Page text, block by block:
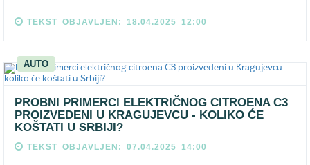
TEKST OBJAVLJEN: 18.04.2025 12:00
AUTO
PROBNI PRIMERCI ELEKTRIČNOG CITROENA C3
PROIZVEDENI U KRAGUJEVCU - KOLIKO ĆE
KOŠTATI U SRBIJI?
TEKST OBJAVLJEN: 07.04.2025 14:00